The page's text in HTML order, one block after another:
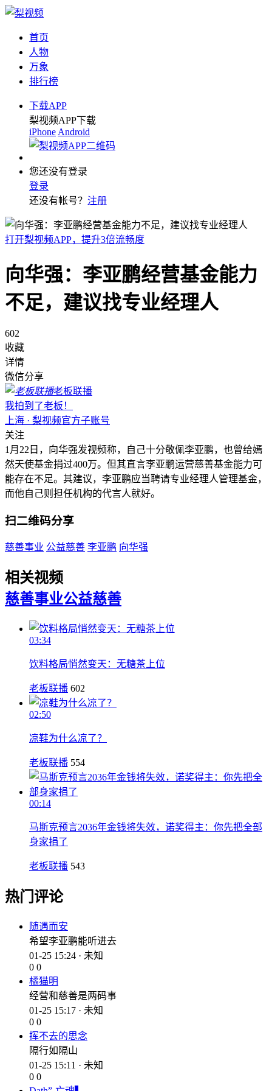
首页
人物
万象
排行榜
下载APP
梨视频APP下载
iPhone Android
您还没有登录
登录
还没有帐号？ 注册
打开梨视频APP，提升3倍流畅度
向华强：李亚鹏经营基金能力
不足，建议找专业经理人
602
收藏
详情
微信分享
老板联播
我拍到了老板！
上海 · 梨视频官方子账号
关注
1月22日，向华强发视频称，自己十分敬佩李亚鹏，也曾给嫣
然天使基金捐过400万。但其直言李亚鹏运营慈善基金能力可
能存在不足。其建议，李亚鹏应当聘请专业经理人管理基金，
而他自己则担任机构的代言人就好。
扫二维码分享
慈善事业 公益慈善 李亚鹏 向华强
相关视频
慈善事业公益慈善
03:34
饮料格局悄然变天：无糖茶上位
老板联播 602
02:50
凉鞋为什么凉了？
老板联播 554
00:14
马斯克预言2036年金钱将失效，诺奖得主：你先把全部
身家捐了
老板联播 543
热门评论
随遇而安
希望李亚鹏能听进去
01-25 15:24 · 未知
0 0
橘猫明
经营和慈善是两码事
01-25 15:17 · 未知
0 0
挥不去的思念
隔行如隔山
01-25 15:11 · 未知
0 0